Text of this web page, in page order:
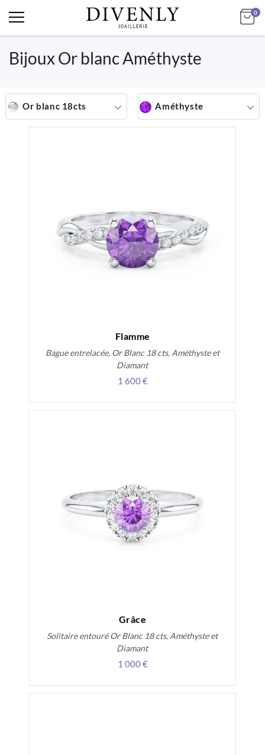
0
Bijoux Or blanc Améthyste
Or blanc 18cts Améthyste
Flamme
Bague entrelacée, Or Blanc 18 cts, Améthyste et
Diamant
1 600 €
Grâce
Solitaire entouré Or Blanc 18 cts, Améthyste et
Diamant
1 000 €